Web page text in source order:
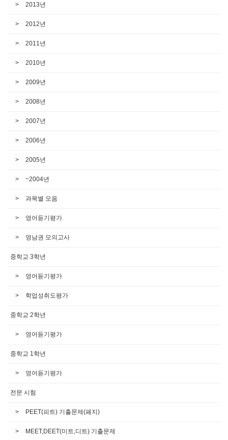
2013년
2012년
2011년
2010년
2009년
2008년
2007년
2006년
2005년
~2004년
과목별 모음
영어듣기평가
영남권 모의고사
중학교 3학년
영어듣기평가
학업성취도평가
중학교 2학년
영어듣기평가
중학교 1학년
영어듣기평가
전문 시험
PEET(피트) 기출문제(폐지)
MEET,DEET(미트,디트) 기출문제